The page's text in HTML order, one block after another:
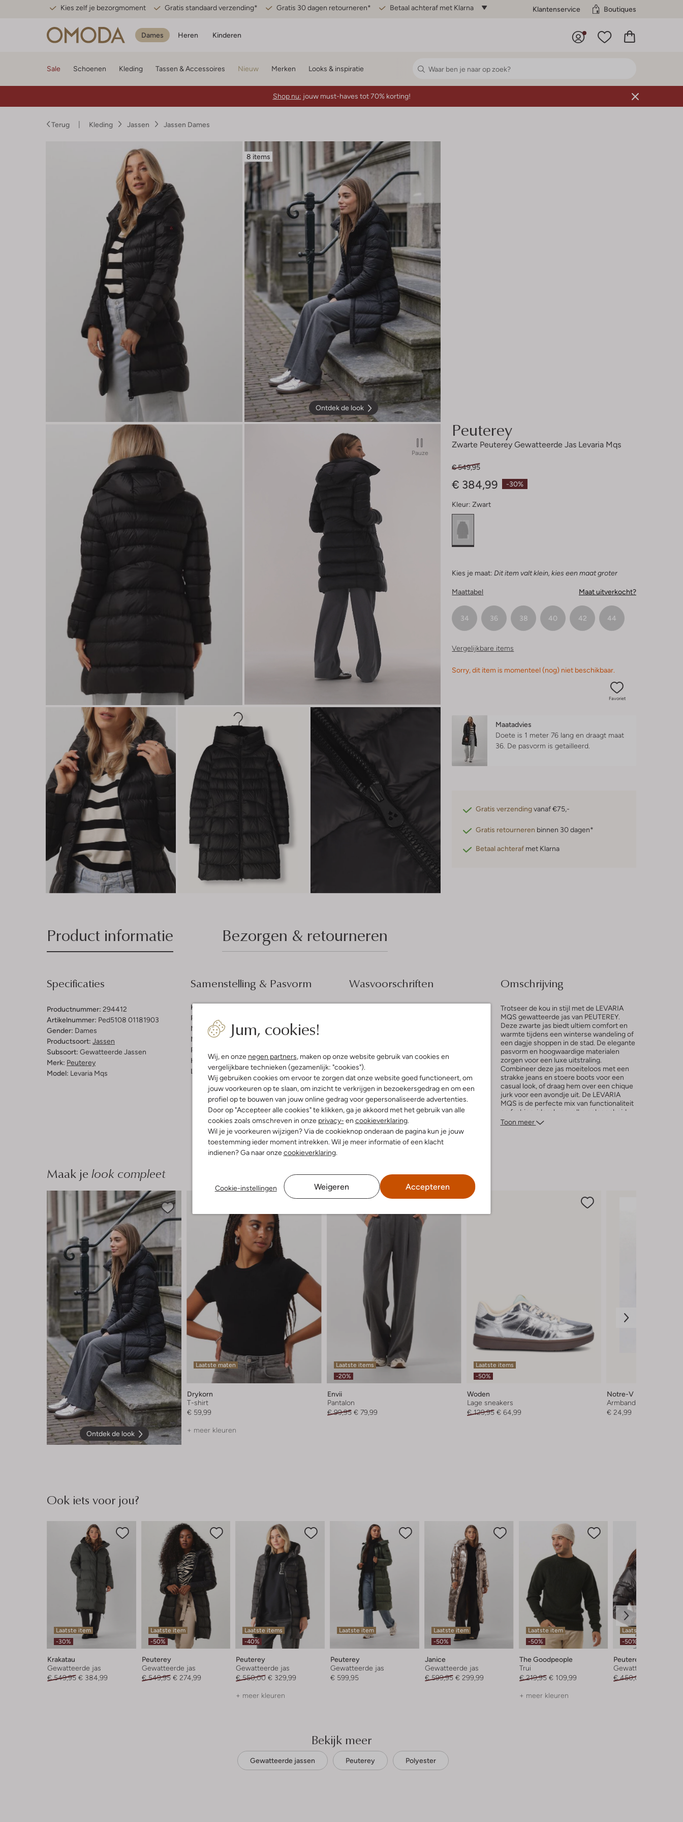
Kies zelf je bezorgmoment Gratis standaard verzending* Gratis 30 dagen retourneren* Betaal achteraf met Klarna Klantenservice Boutiques
Dames Heren Kinderen
Jum, cookies!
Wij, en onze negen partners, maken op onze website gebruik van cookies en
vergelijkbare technieken (gezamenlijk: "cookies").
Wij gebruiken cookies om ervoor te zorgen dat onze website goed functioneert, om
jouw voorkeuren op te slaan, om inzicht te verkrijgen in bezoekersgedrag en om een
profiel op te bouwen van jouw online gedrag voor gepersonaliseerde advertenties.
Door op "Accepteer alle cookies" te klikken, ga je akkoord met het gebruik van alle
cookies zoals omschreven in onze privacy- en cookieverklaring.
Wil je je voorkeuren wijzigen? Via de cookieknop onderaan de pagina kun je jouw
toestemming ieder moment intrekken. Wil je meer informatie of een klacht
indienen? Ga naar onzecookieverklaring.
Cookie-instellingen Weigeren Accepteren
Sale Schoenen Kleding Tassen & Accessoires Nieuw Merken Looks & inspiratie
Shop nu: jouw must-haves tot 70% korting!
Terug Kleding Jassen Jassen Dames
8 items
Ontdek de look
Pauze
Peuterey
Zwarte Peuterey Gewatteerde Jas Levaria Mqs
-30%
€ 549,95
€ 384,99
Kleur: Zwart
Kies je maat: Dit item valt klein, kies een maat groter
Maattabel Maat uitverkocht?
34 36 38 40 42 44
Vergelijkbare items
Sorry, dit item is momenteel (nog) niet beschikbaar.
Favoriet
Maatadvies
Doete is 1 meter 76 lang en draagt maat
36. De pasvorm isgetailleerd
Gratis verzendingvanaf €75,-
Gratis retourneren binnen 30 dagen*
Betaal achteraf met Klarna
Product informatie Bezorgen & retourneren
Specificaties
Productnummer: 294412
Artikelnummer: Ped5108 01181903
Gender: Dames
Productsoort: Jassen
Subsoort: Gewatteerde Jassen
Merk: Peuterey
Model: Levaria Mqs
Samenstelling & Pasvorm
Kleur:
Patroon:
Materiaal: Polyester
Materiaalpercentages:
Pasvorm:
Halslijn:Capuchon
Lengte:Half Lang
Wasvoorschriften
In de droogtrommel op lage
temperatuur
Niet chemisch reinigen
Niet bleken
Omschrijving
Trotseer de kou in stijl met de LEVARIA
MQS gewatteerde jas van PEUTEREY.
Deze zwarte jas biedt ultiem comfort en
warmte tijdens een winterse wandeling of
een dagje shoppen in de stad. De elegante
pasvorm en hoogwaardige materialen
zorgen voor een luxe uitstraling.
Combineer deze jas moeiteloos met een
strakke jeans en stoere boots voor een
casual look, of draag hem over een chique
jurk voor een avondje uit. De LEVARIA
MQS is de perfecte mix van functionaliteit
en fashion, ideaal voor elke gelegenheid.
Toon meer
Maak je look compleet
Ontdek de look
Laatste maten
Drykorn
T-shirt
€ 59,99
+ meer kleuren
Laatste items
-20%
Envii
Pantalon
€ 99,95 € 79,99
Laatste items
-50%
Woden
Lage sneakers
€ 129,95 € 64,99
Notre-V
Armband
€ 24,99
Ook iets voor jou?
Laatste item
-30%
Krakatau
Gewatteerde jas
€ 549,95 € 384,99
Laatste item
-50%
Peuterey
Gewatteerde jas
€ 549,95 € 274,99
Laatste items
-40%
Peuterey
Gewatteerde jas
€ 550,00 € 329,99
+ meer kleuren
Laatste item
Peuterey
Gewatteerde jas
€ 599,95
Laatste item
-50%
Janice
Gewatteerde jas
€ 599,95 € 299,99
Laatste item
-50%
The Goodpeople
Trui
€ 219,95 € 109,99
+ meer kleuren
Laatste items
-50%
Peuterey
Gewatteerde jas
€ 450,00
Bekijk meer
Gewatteerde jassen Peuterey Polyester